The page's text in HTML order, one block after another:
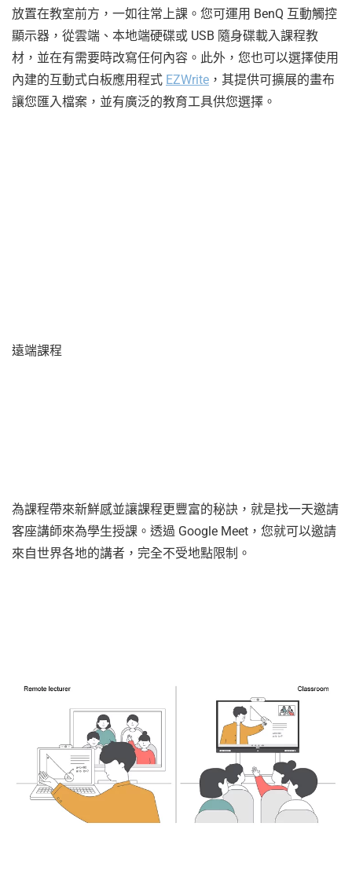
放置在教室前方，一如往常上課。您可運用 BenQ 互動觸控
顯示器，從雲端、本地端硬碟或 USB 隨身碟載入課程教
材，並在有需要時改寫任何內容。此外，您也可以選擇使用
內建的互動式白板應用程式 EZWrite ，其提供可擴展的畫布
讓您匯入檔案，並有廣泛的教育工具供您選擇。
遠端課程
為課程帶來新鮮感並讓課程更豐富的秘訣，就是找一天邀請
客座講師來為學生授課。透過 Google Meet，您就可以邀請
來自世界各地的講者，完全不受地點限制。